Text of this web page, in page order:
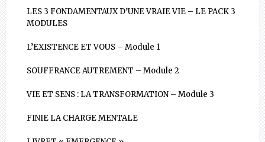
LES 3 FONDAMENTAUX D’UNE VRAIE VIE – LE PACK 3
MODULES
L’EXISTENCE ET VOUS – Module 1
SOUFFRANCE AUTREMENT – Module 2
VIE ET SENS : LA TRANSFORMATION – Module 3
FINIE LA CHARGE MENTALE